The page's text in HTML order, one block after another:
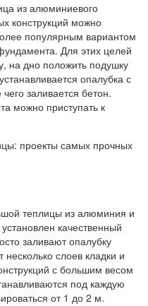
из алюминиевого
конструкций можно
популярным вариантом
Для этих целей
на дно положить подушку
опалубка с
заливается бетон.
можно приступать к
теплицы из алюминия и
качественный
заливают опалубку
слоев кладки и
с большим весом
под каждую
от 1 до 2 м.